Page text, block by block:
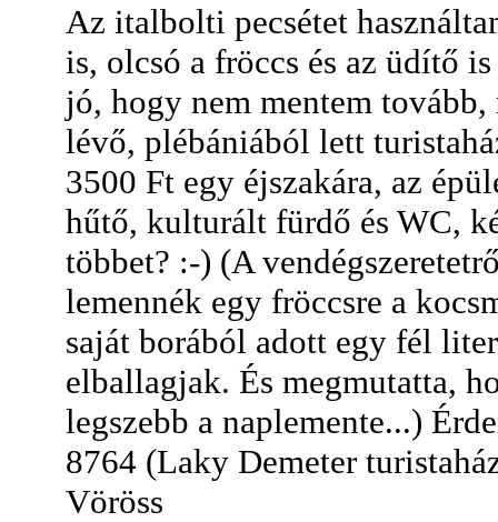
Az italbolti pecsétet
is, olcsó a fröccs és az üdítő
jó, hogy nem mentem
lévő, plébániából lett
3500 Ft egy éjszakára, az
hűtő, kulturált fürdő és WC,
többet? :-) (A
lemennék egy fröccsre a
saját borából adott egy fél
elballagjak. És megmutatta,
legszebb a naplemente...)
8764 (Laky Demeter
Vöröss